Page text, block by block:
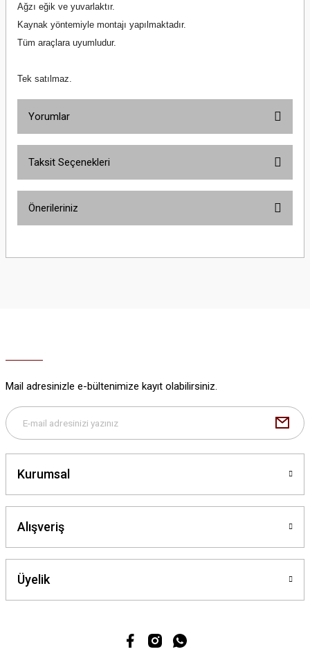
Ağzı eğik ve yuvarlaktır.
Kaynak yöntemiyle montajı yapılmaktadır.
Tüm araçlara uyumludur.
Tek satılmaz.
Yorumlar
Taksit Seçenekleri
Önerileriniz
yetersiz gördüğünüz noktaları öneri formunu kullanarak tarafımıza
Bu ürüne benzer farklı alternatifler olmalı.
Mail adresinizle e-bültenimize kayıt olabilirsiniz.
Kurumsal
Alışveriş
Üyelik